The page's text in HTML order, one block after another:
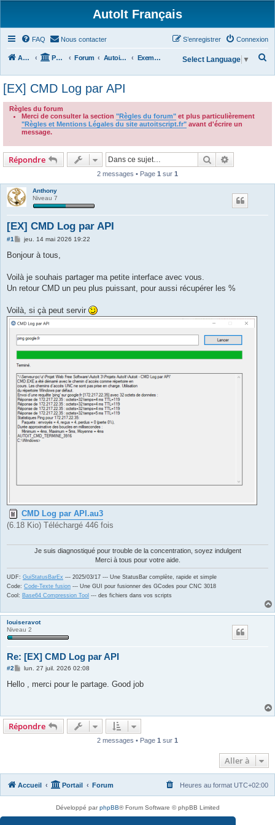
AutoIt Français
FAQ Nous contacter Connexion
S’enregistrer
Accueil Portail Forum Autoit v3 Exemples de Scripts
h
c
Select Language ▼
[EX] CMD Log par API
Règles du forum
Merci de consulter la section "Règles du forum" et plus particulièrement
"Règles et Mentions Légales du site autoitscript.fr" avant d'écrire un
message.
Répondre Rechercher
2 messages • Page 1 sur 1
Anthony
Niveau 7
[EX] CMD Log par API
#1
M
s
s
g
jeu. 14 mai 2026 19:22
Bonjour à tous,
Voilà je souhais partager ma petite interface avec vous.
Un retour CMD un peu plus puissant, pour aussi récupérer les %
Voilà, si çà peut servir
CMD Log par API.au3
(6.18 Kio) Téléchargé 446 fois
Je suis diagnostiqué pour trouble de la concentration, soyez indulgent
Merci à tous pour votre aide.
UDF: GuiStatusBarEx --- 2025/03/17 --- Une StatusBar complète, rapide et simple
Code: Code-Texte fusion --- Une GUI pour fusionner des GCodes pour CNC 3018
Cool: Base64 Compression Tool --- des fichiers dans vos scripts
louiseravot
Niveau 2
Re: [EX] CMD Log par API
#2
M
s
lun. 27 juil. 2026 02:08
Hello , merci pour le partage. Good job
Répondre
2 messages • Page 1 sur 1
Aller à
Accueil Portail Forum Heures au format UTC+02:00
Développé parphpBB® Forum Software © phpBB Limited
Traduit parphpBB-fr.com